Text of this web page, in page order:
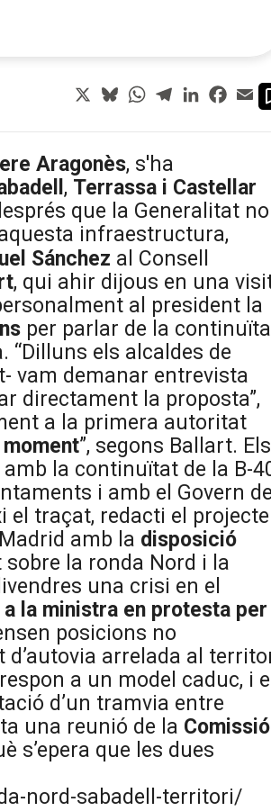
X BlueskyWhatsApp
TelegramLinkedIn
Aragonès, s'ha
, Terrassa i Castellar
que la Generalitat no
infraestructura,
Sánchez al Consell
, qui ahir dijous en una
al president la
per parlar de la
“Dilluns els alcaldes de
vam demanar entrevista
directament la proposta”,
a la primera autoritat
”, segons Ballart. Els
la continuïtat de la B-
i amb el Govern de
el traçat, redacti el
amb la disposició
sobre la ronda Nord i la
una crisi en el
a la ministra en protesta per
posicions no
arrelada al
a un model caduc, i
d’un tramvia entre
una reunió de la Comissió
s’epera que les dues
nord-sabadell-territori/